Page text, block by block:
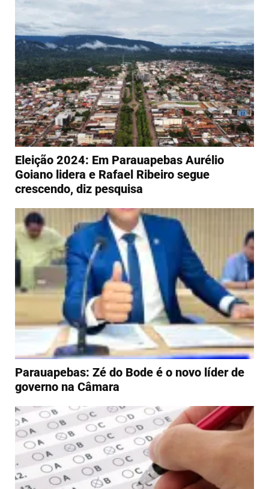
Eleição 2024: Em Parauapebas Aurélio
Goiano lidera e Rafael Ribeiro segue
crescendo, diz pesquisa
Parauapebas: Zé do Bode é o novo líder de
governo na Câmara